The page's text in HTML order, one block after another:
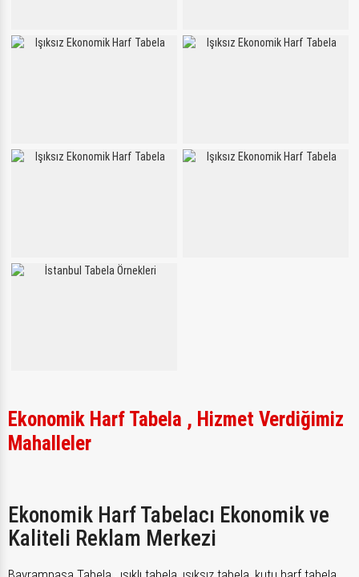
Ekonomik Harf Tabela , Hizmet Verdiğimiz
Mahalleler
Ekonomik Harf Tabelacı Ekonomik ve
Kaliteli Reklam Merkezi